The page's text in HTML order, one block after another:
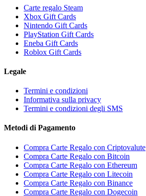
Carte regalo Steam
Xbox Gift Cards
Nintendo Gift Cards
PlayStation Gift Cards
Eneba Gift Cards
Roblox Gift Cards
Legale
Termini e condizioni
Informativa sulla privacy
Termini e condizioni degli SMS
Metodi di Pagamento
Compra Carte Regalo con Criptovalute
Compra Carte Regalo con Bitcoin
Compra Carte Regalo con Ethereum
Compra Carte Regalo con Litecoin
Compra Carte Regalo con Binance
Compra Carte Regalo con Dogecoin